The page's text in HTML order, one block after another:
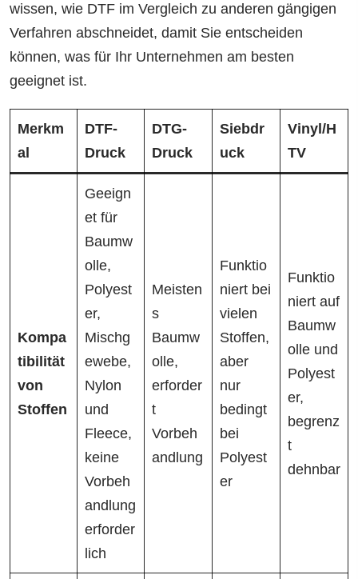
wissen, wie DTF im Vergleich zu anderen gängigen
Verfahren abschneidet, damit Sie entscheiden
können, was für Ihr Unternehmen am besten
geeignet ist.
Merkm
al
DTF-
Druck
DTG-
Druck
Siebdr
uck
Vinyl/H
TV
Kompa
tibilität
von
Stoffen
Geeign
et für
Baumw
olle,
Polyest
er,
Mischg
ewebe,
Nylon
und
Fleece,
keine
Vorbeh
andlung
erforder
lich
Meisten
s
Baumw
olle,
erforder
t
Vorbeh
andlung
Funktio
niert bei
vielen
Stoffen,
aber
nur
bedingt
bei
Polyest
er
Funktio
niert auf
Baumw
olle und
Polyest
er,
begrenz
t
dehnbar